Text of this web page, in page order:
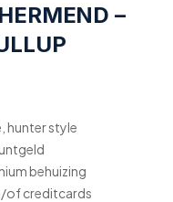
–
hunter style
behuizing
of creditcards